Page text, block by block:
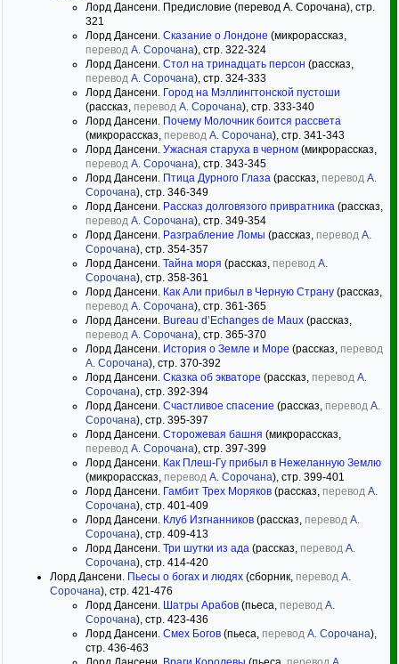
Лорд Дансени. Предисловие (перевод А. Сорочана), стр.
321
Лорд Дансени. Сказание о Лондоне (микрорассказ,
перевод А. Сорочана), стр. 322-324
Лорд Дансени. Стол на тринадцать персон (рассказ,
перевод А. Сорочана), стр. 324-333
Лорд Дансени. Город на Мэллингтонской пустоши
(рассказ, перевод А. Сорочана), стр. 333-340
Лорд Дансени. Почему Молочник боится рассвета
(микрорассказ, перевод А. Сорочана), стр. 341-343
Лорд Дансени. Ужасная старуха в черном (микрорассказ,
перевод А. Сорочана), стр. 343-345
Лорд Дансени. Птица Дурного Глаза (рассказ, перевод А.
Сорочана), стр. 346-349
Лорд Дансени. Рассказ долговязого привратника (рассказ,
перевод А. Сорочана), стр. 349-354
Лорд Дансени. Разграбление Ломы (рассказ, перевод А.
Сорочана), стр. 354-357
Лорд Дансени. Тайна моря (рассказ, перевод А.
Сорочана), стр. 358-361
Лорд Дансени. Как Али прибыл в Черную Страну (рассказ,
перевод А. Сорочана), стр. 361-365
Лорд Дансени. Bureau d’Echanges de Maux (рассказ,
перевод А. Сорочана), стр. 365-370
Лорд Дансени. История о Земле и Море (рассказ, перевод
А. Сорочана), стр. 370-392
Лорд Дансени. Сказка об экваторе (рассказ, перевод А.
Сорочана), стр. 392-394
Лорд Дансени. Счастливое спасение (рассказ, перевод А.
Сорочана), стр. 395-397
Лорд Дансени. Сторожевая башня (микрорассказ,
перевод А. Сорочана), стр. 397-399
Лорд Дансени. Как Плеш-Гу прибыл в Нежеланную Землю
(микрорассказ, перевод А. Сорочана), стр. 399-401
Лорд Дансени. Гамбит Трех Моряков (рассказ, перевод А.
Сорочана), стр. 401-409
Лорд Дансени. Клуб Изгнанников (рассказ, перевод А.
Сорочана), стр. 409-413
Лорд Дансени. Три шутки из ада (рассказ, перевод А.
Сорочана), стр. 414-420
Лорд Дансени. Пьесы о богах и людях (сборник, перевод А.
Сорочана), стр. 421-476
Лорд Дансени. Шатры Арабов (пьеса, перевод А.
Сорочана), стр. 423-436
Лорд Дансени. Смех Богов (пьеса, перевод А. Сорочана),
стр. 436-463